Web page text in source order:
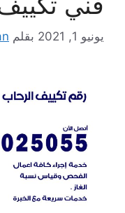
يونيو 1, 2021 بقلم